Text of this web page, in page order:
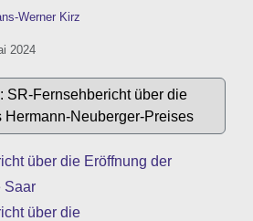
Werner Kirz
2024
SR-Fernsehbericht über die
Hermann-Neuberger-Preises
über die Eröffnung der
Saar
über die